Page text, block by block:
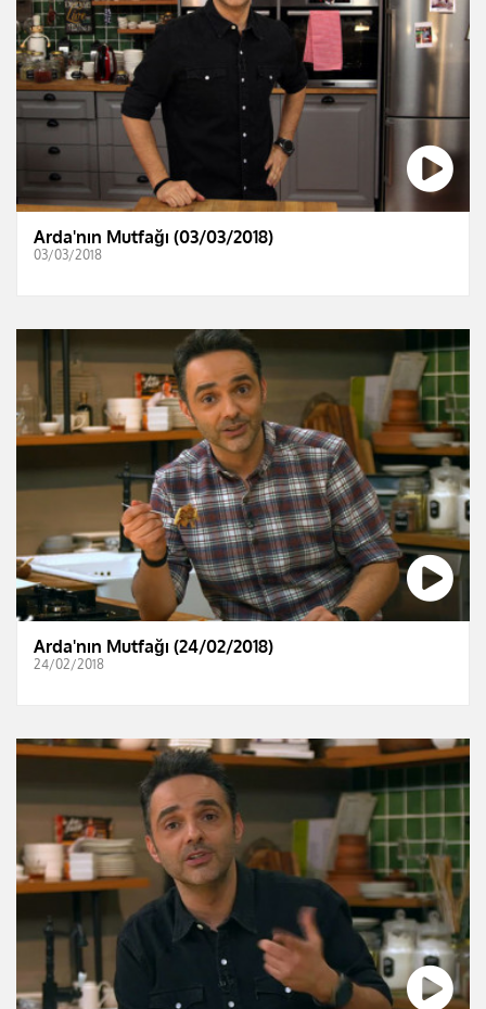
Arda'nın Mutfağı (03/03/2018)
03/03/2018
Arda'nın Mutfağı (24/02/2018)
24/02/2018